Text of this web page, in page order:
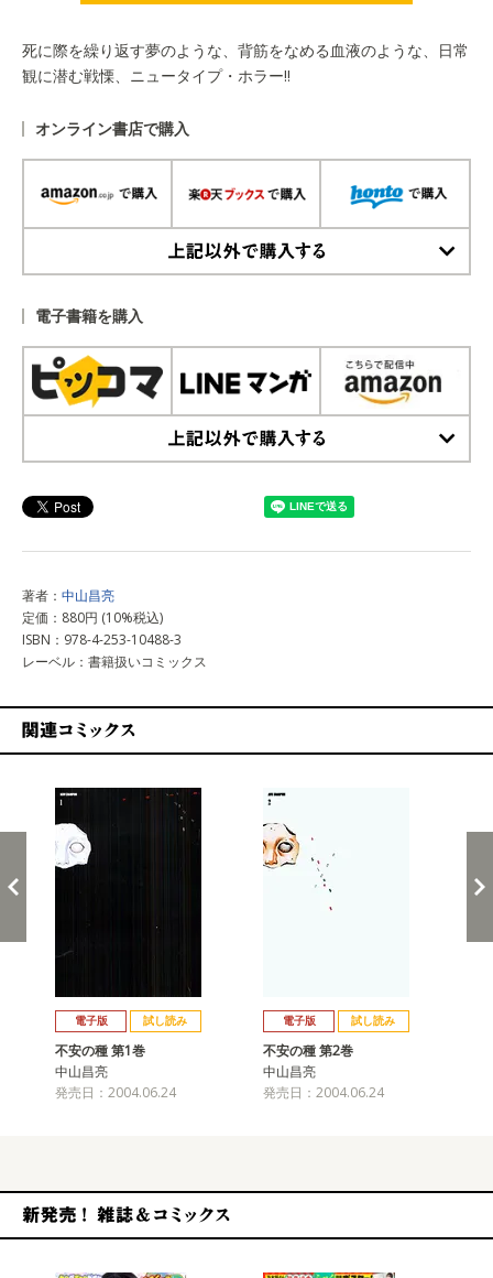
死に際を繰り返す夢のような、背筋をなめる血液のような、日常
観に潜む戦慄、ニュータイプ・ホラー!!
オンライン書店で購入
電子書籍を購入
著者： 中山昌亮
定価：880円 (10%税込)
ISBN：978-4-253-10488-3
レーベル：書籍扱いコミックス
電子版 試し読み
不安の種 第1巻
中山昌亮
発売日：2004.06.24
電子版 試し読み
不安の種 第2巻
中山昌亮
発売日：2004.06.24